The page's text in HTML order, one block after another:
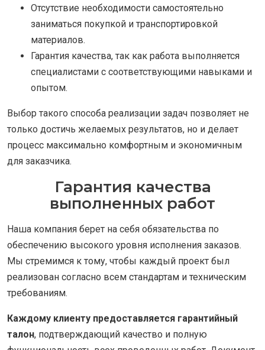
Отсутствие необходимости самостоятельно
заниматься покупкой и транспортировкой
материалов.
Гарантия качества, так как работа выполняется
специалистами с соответствующими навыками и
опытом.
Выбор такого способа реализации задач позволяет не
только достичь желаемых результатов, но и делает
процесс максимально комфортным и экономичным
для заказчика.
Гарантия качества
выполненных работ
Наша компания берет на себя обязательства по
обеспечению высокого уровня исполнения заказов.
Мы стремимся к тому, чтобы каждый проект был
реализован согласно всем стандартам и техническим
требованиям.
Каждому клиенту предоставляется гарантийный
талон, подтверждающий качество и полную